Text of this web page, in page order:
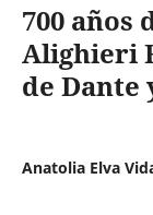
700 años
Alighieri
de Dante
Anatolia Elva